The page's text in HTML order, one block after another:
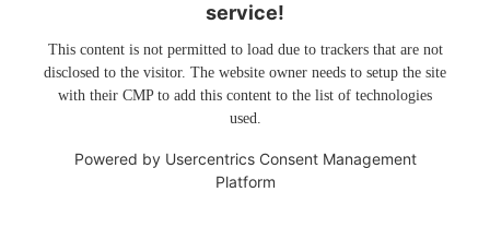
service!
This content is not permitted to load due to trackers that are not
disclosed to the visitor. The website owner needs to setup the site
with their CMP to add this content to the list of technologies
used.
Powered by Usercentrics Consent Management
Platform